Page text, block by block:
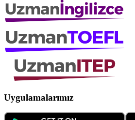
Uygulamalarımız